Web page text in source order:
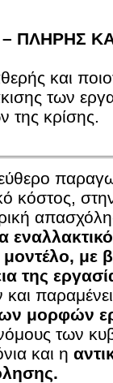
ΠΛΗΡΗΣ
και
των
της κρίσης.
κόστος,
με
της
και
μορφών
των
και η